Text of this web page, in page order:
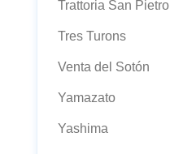
Trattoria San Pietro
Tres Turons
Venta del Sotón
Yamazato
Yashima